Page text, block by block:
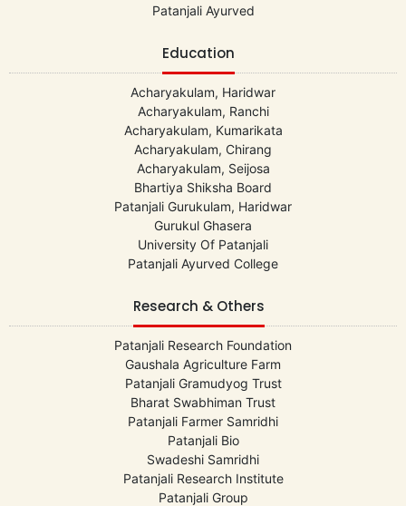
Patanjali Ayurved
Education
Acharyakulam, Haridwar
Acharyakulam, Ranchi
Acharyakulam, Kumarikata
Acharyakulam, Chirang
Acharyakulam, Seijosa
Bhartiya Shiksha Board
Patanjali Gurukulam, Haridwar
Gurukul Ghasera
University Of Patanjali
Patanjali Ayurved College
Research & Others
Patanjali Research Foundation
Gaushala Agriculture Farm
Patanjali Gramudyog Trust
Bharat Swabhiman Trust
Patanjali Farmer Samridhi
Patanjali Bio
Swadeshi Samridhi
Patanjali Research Institute
Patanjali Group